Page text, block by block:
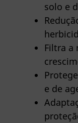
solo e
Filtra a
e de